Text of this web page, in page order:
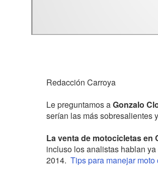
Redacción Carroya
Le preguntamos aGonzalo
serían las más sobresalientes
La venta de motocicletas
incluso los analistas hablan
2014. Tips para manejar moto